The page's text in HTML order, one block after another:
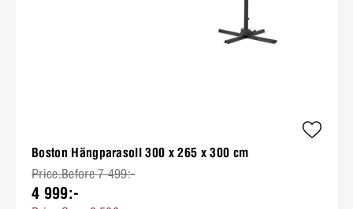
Boston Hängparasoll 300 x 265 x 300 cm
Price.Before 7 499:-
4 999:-